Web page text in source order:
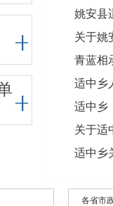
关于姚
青蓝相
适中乡
适中乡
适中乡
各省市